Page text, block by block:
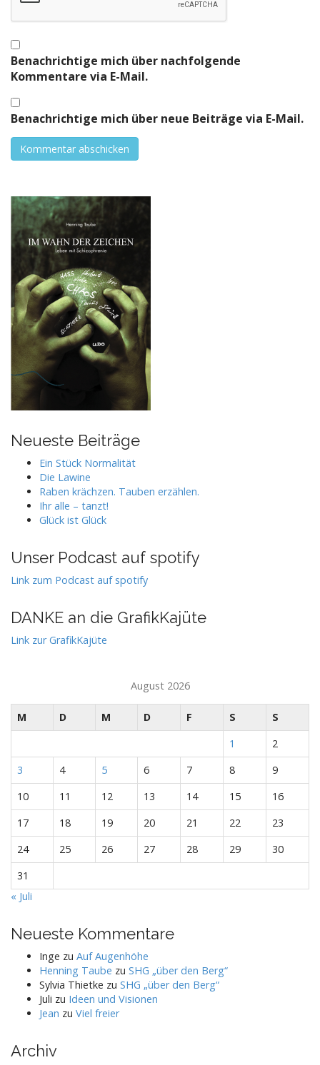
Benachrichtige mich über nachfolgende
Kommentare via E-Mail.
Benachrichtige mich über neue Beiträge via E-Mail.
Neueste Beiträge
Ein Stück Normalität
Die Lawine
Raben krächzen. Tauben erzählen.
Ihr alle – tanzt!
Glück ist Glück
Unser Podcast auf spotify
Link zum Podcast auf spotify
DANKE an die GrafikKajüte
Link zur GrafikKajüte
August 2026
M D M D F S
S
1
2
3
4 5 6 7 8
9
10
11 12 13 14 15
16
17
18 19 20 21 22
23
24
25 26 27 28 29
30
31
« Juli
Neueste Kommentare
Inge zu Auf Augenhöhe
Henning Taube zu SHG „über den Berg“
Sylvia Thietke zu SHG „über den Berg“
Juli zu Ideen und Visionen
Jean zu Viel freier
Archiv